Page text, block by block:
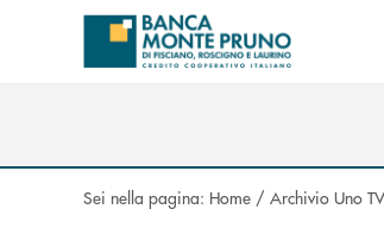
Salta al contenuto principale
Sei nella pagina: Home / Archivio Uno TV